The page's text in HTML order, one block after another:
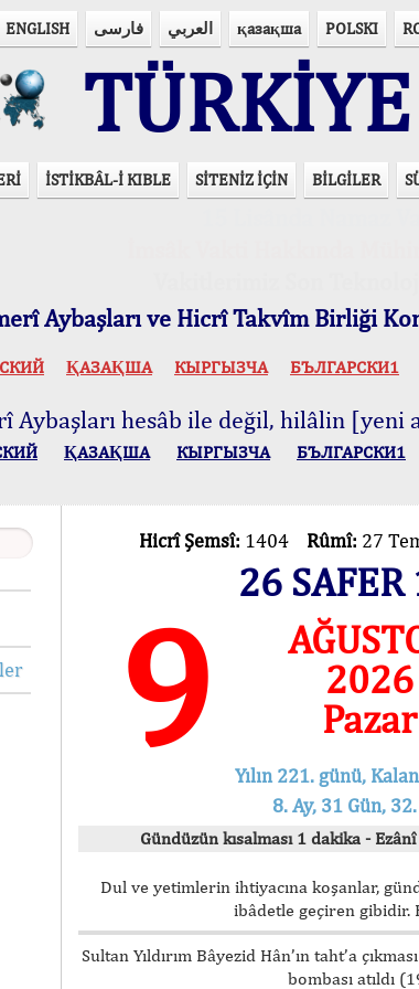
ENGLISH فارسی العربي қазақша POLSKI
İSTİKBÂL-İ KIBLE SİTENİZ İÇİN BİLGİLER
Aybaşları ve Hicrî Takvîm Birliği
ҚАЗАҚША КЫPГЫЗЧA БЪЛГАРСКИ1
Aybaşları hesâb ile değil, hilâlin [yeni
ҚАЗАҚША КЫPГЫЗЧA БЪЛГАРСКИ1
Hicrî Şemsî: 1404 Rûmî: 27
26
9
2026
Pazar
Yılın 221. günü,
8. Ay, 31 Gün,
Gündüzün kısalması 1 dakika -
Dul ve yetimlerin ihtiyacına koşanlar,
ibâdetle geçiren gibidir.
Sultan Yıldırım Bâyezid Hân’ın taht’a
bombası atıldı